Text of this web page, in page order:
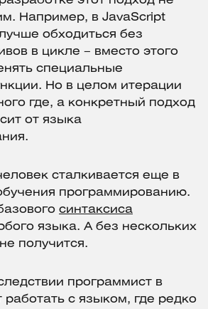
Например, в JavaScript
обходиться без
в цикле – вместо этого
специальные
Но в целом итерации
где, а конкретный подход
от языка
сталкивается еще в
программированию.
синтаксиса
языка. А без нескольких
получится.
программист в
работать с языком, где редко